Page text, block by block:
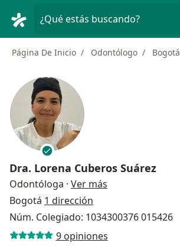
¿Qué estás buscando?
Página De Inicio Odontólogo Bogotá
Dra. Lorena Cuberos Suárez
Odontóloga · Ver más
Bogotá 1 dirección
Núm. Colegiado: 1034300376 015426
9 opiniones